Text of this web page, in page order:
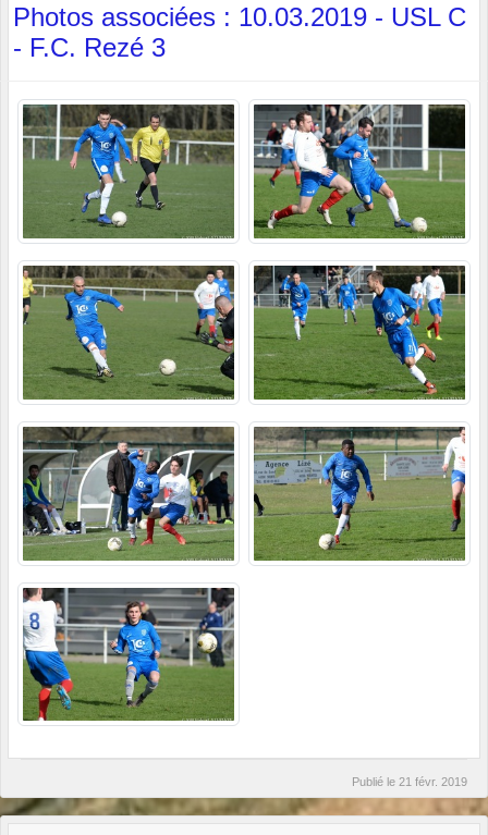
Photos associées : 10.03.2019 - USL C
- F.C. Rezé 3
Publié le 21 févr. 2019